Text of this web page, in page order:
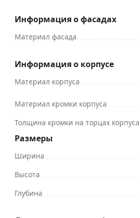
Информация о фасадах
Материал фасада
Информация о корпусе
Материал корпуса
Материал кромки корпуса
Толщина кромки на торцах корпуса
Размеры
Ширина
Высота
Глубина